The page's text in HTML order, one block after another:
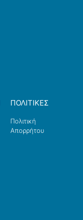
ΠΟΛΙΤΙΚΕΣ
Πολιτική
Απορρήτου